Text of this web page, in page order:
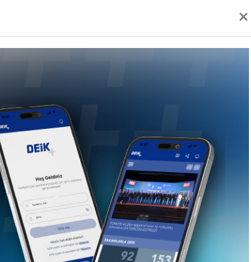
İş Konseyi
Türkiye - Kenya
İş Konseyi
Türkiye - Kongo
Cumhuriyeti İş Konseyi
×